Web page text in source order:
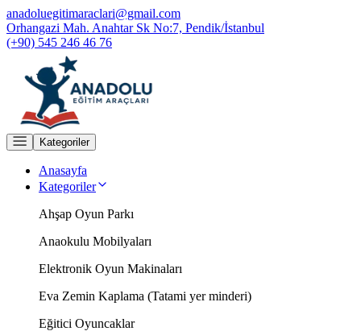
anadoluegitimaraclari@gmail.com
Orhangazi Mah. Anahtar Sk No:7, Pendik/İstanbul
(+90) 545 246 46 76
Kategoriler
Anasayfa
Kategoriler
Ahşap Oyun Parkı
Anaokulu Mobilyaları
Elektronik Oyun Makinaları
Eva Zemin Kaplama (Tatami yer minderi)
Eğitici Oyuncaklar